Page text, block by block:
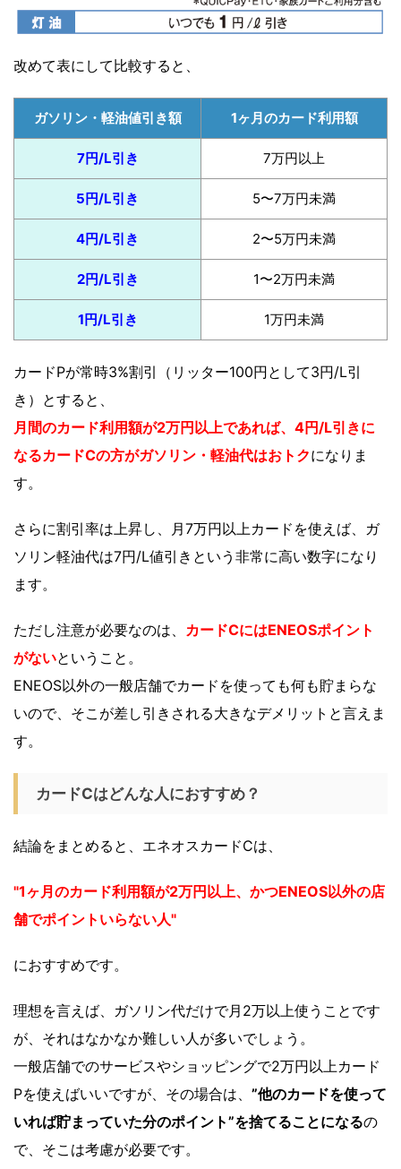
改めて表にして比較すると、
ガソリン・軽油値引き額 1ヶ月のカード利用額
7円/L引き 7万円以上
5円/L引き 5〜7万円未満
4円/L引き 2〜5万円未満
2円/L引き 1〜2万円未満
1円/L引き 1万円未満
カードPが常時3%割引（リッター100円として3円/L引
き）とすると、
月間のカード利用額が2万円以上であれば、4円/L引きに
なるカードCの方がガソリン・軽油代はおトクになりま
す。
さらに割引率は上昇し、月7万円以上カードを使えば、ガ
ソリン軽油代は7円/L値引きという非常に高い数字になり
ます。
ただし注意が必要なのは、 カードCにはENEOSポイント
がないということ。
ENEOS以外の一般店舗でカードを使っても何も貯まらな
いので、そこが差し引きされる大きなデメリットと言えま
す。
カードCはどんな人におすすめ？
結論をまとめると、エネオスカードCは、
"1ヶ月のカード利用額が2万円以上、かつENEOS以外の店
舗でポイントいらない人"
におすすめです。
理想を言えば、ガソリン代だけで月2万以上使うことです
が、それはなかなか難しい人が多いでしょう。
一般店舗でのサービスやショッピングで2万円以上カード
Pを使えばいいですが、その場合は、 ”他のカードを使って
いれば貯まっていた分のポイント”を捨てることになるの
で、そこは考慮が必要です。